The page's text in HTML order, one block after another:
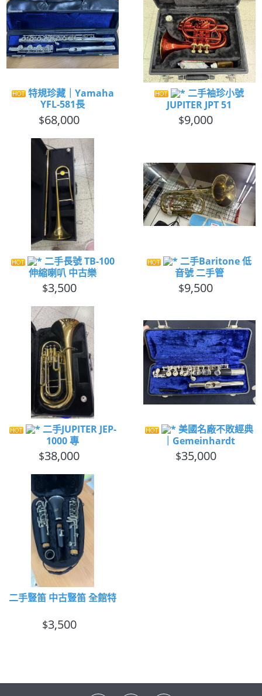
特規珍藏｜Yamaha
YFL-581長
$68,000
二手袖珍小號
JUPITER JPT 51
$9,000
二手長號 TB-100
伸縮喇叭 中古樂
$3,500
二手Baritone 低
音號 二手管
$9,500
二手JUPITER JEP-
1000 專
$38,000
美國名廠不敗經典
｜Gemeinhardt
$35,000
二手豎笛 中古豎笛 全館特
$3,500